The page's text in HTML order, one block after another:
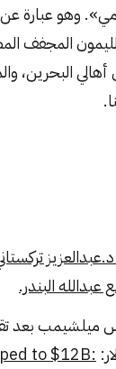
وهو عبارة
المجفف
البحرين،
عبدالله البندر.
بعد
to $12B: